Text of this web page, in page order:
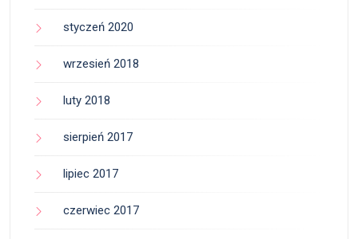
styczeń 2020
wrzesień 2018
luty 2018
sierpień 2017
lipiec 2017
czerwiec 2017